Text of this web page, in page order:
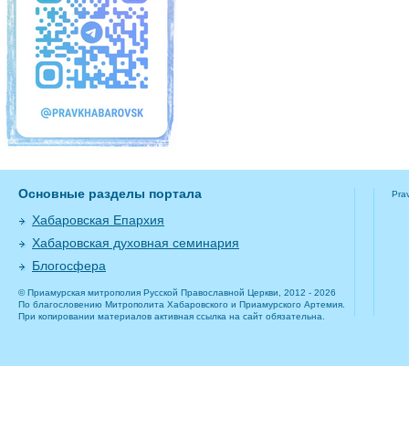
Основные разделы портала
Хабаровская Епархия
Хабаровская духовная семинария
Блогосфера
© Приамурская митрополия Русской Православной Церкви, 2012 - 2026
По благословению Митрополита Хабаровского и Приамурского Артемия.
При копировании материалов активная ссылка на сайт обязательна.